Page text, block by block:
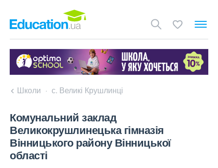
Школи с. Великі Крушлинці
Комунальний заклад
Великокрушлинецька гімназія
Вінницького району Вінницької
області